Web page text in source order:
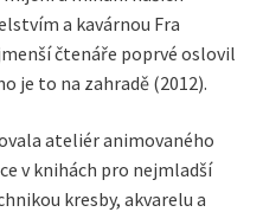
a kavárnou Fra
čtenáře poprvé oslovil
je to na zahradě (2012).
ateliér animovaného
v knihách pro nejmladší
kresby, akvarelu a